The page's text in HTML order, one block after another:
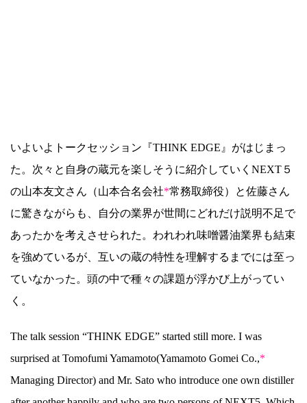
いよいよトークセッション『THINK EDGE』がはじまっ
た。次々と自身の蔵元を楽しそうに紹介していくNEXT５
の山本友文さん（山本合名会社*常務取締役）と佐藤さん
に驚きながらも、自分の業界が世間にどれだけ説明不足で
あったかを考えさせられた。われわれ味噌醤油業界も結束
を強めているが、互いの蔵の特性を理解するまでには至っ
ていなかった。頭の中で種々の課題が浮かび上がってい
く。
The talk session “THINK EDGE” started still more. I was
surprised at Tomofumi Yamamoto(Yamamoto Gomei Co.,*
Managing Director) and Mr. Sato who introduce one own distiller